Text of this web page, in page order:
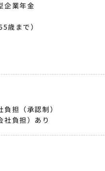
企業年金
歳まで）
担（承認制）
社負担）あり